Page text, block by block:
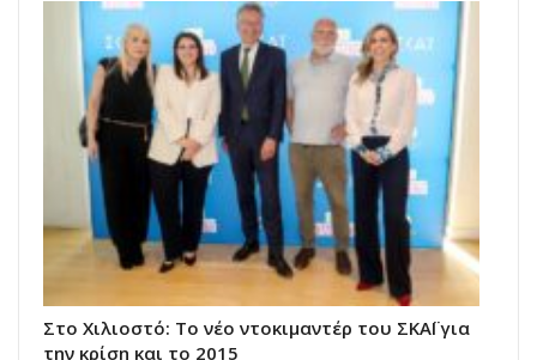
Στο Χιλιοστό: Το νέο ντοκιμαντέρ του ΣΚΑΪ για
την κρίση και το 2015